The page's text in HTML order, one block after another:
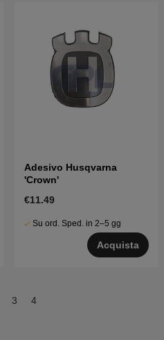
Adesivo Husqvarna
'Crown'
€11.49
Su ord. Sped. in 2–5 gg
Acquista
3 4